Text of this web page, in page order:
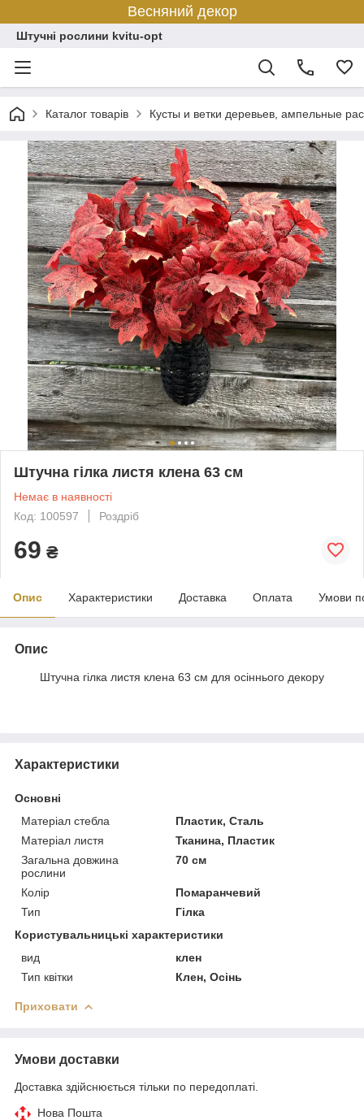
Весняний декор
Штучні рослини kvitu-opt
Каталог товарів Кусты и ветки деревьев, ампельные
Штучна гілка листя клена 63 см
Немає в наявності
Код: 100597
Роздріб
69 ₴
Опис Характеристики Доставка Оплата Умови
Опис
Штучна гілка листя клена 63 см для осіннього декору
Характеристики
Основні
Матеріал стебла
Пластик, Сталь
Матеріал листя
Тканина, Пластик
Загальна довжина
рослини
70 см
Колір
Помаранчевий
Тип
Гілка
Користувальницькі характеристики
вид
клен
Тип квітки
Клен, Осінь
Приховати
Умови доставки
Доставка здійснюється тільки по передоплаті.
Нова Пошта